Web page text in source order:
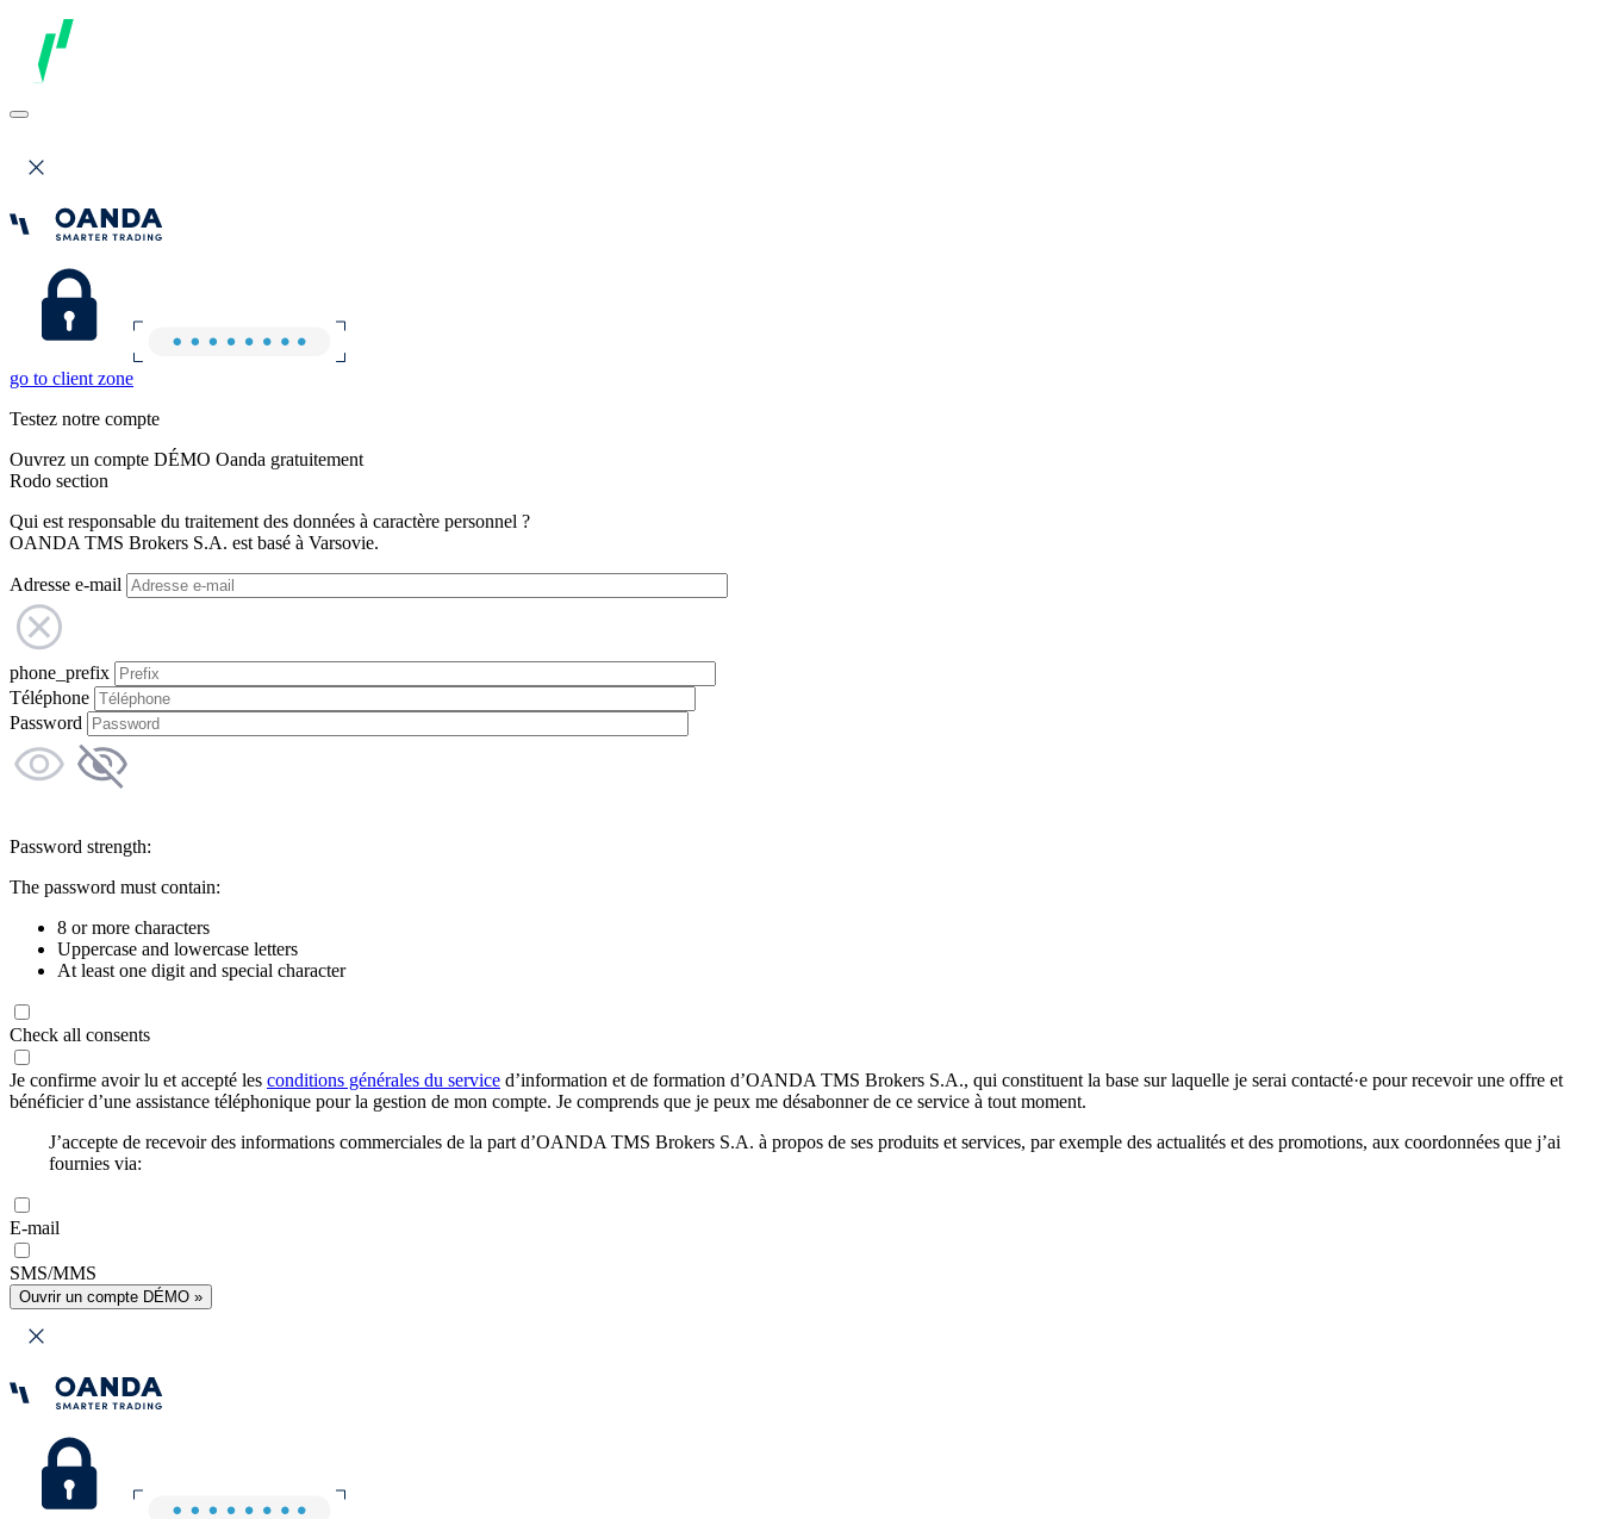
go to client zone
Testez notre compte
Ouvrez un compte DÉMO Oanda gratuitement
Rodo section
Qui est responsable du traitement des données à caractère personnel ?
OANDA TMS Brokers S.A. est basé à Varsovie.
Adresse e-mail
phone_prefix
Téléphone
Password
Password strength:
The password must contain:
8 or more characters
Uppercase and lowercase letters
At least one digit and special character
Check all consents
Je confirme avoir lu et accepté les conditions générales du service d’information et de formation d’OANDA TMS Brokers S.A., qui constituent la base sur laquelle je serai contacté·e pour recevoir une offre et
bénéficier d’une assistance téléphonique pour la gestion de mon compte. Je comprends que je peux me désabonner de ce service à tout moment.
J’accepte de recevoir des informations commerciales de la part d’OANDA TMS Brokers S.A. à propos de ses produits et services, par exemple des actualités et des promotions, aux coordonnées que j’ai
fournies via:
E-mail
SMS/MMS
Ouvrir un compte DÉMO »